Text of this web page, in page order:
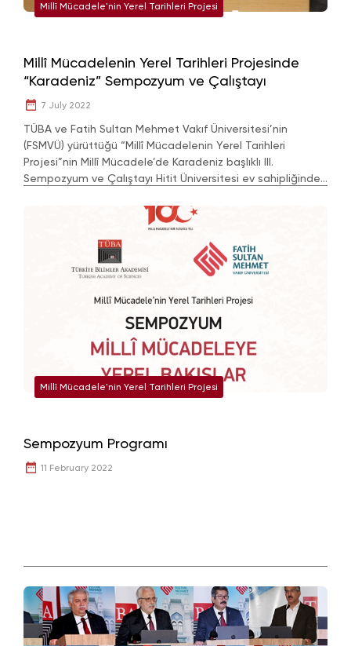
Millî Mücadele'nin Yerel Tarihleri Projesi
Millî Mücadelenin Yerel Tarihleri Projesinde
“Karadeniz” Sempozyum ve Çalıştayı
7 July 2022
TÜBA ve Fatih Sultan Mehmet Vakıf Üniversitesi’nin
(FSMVÜ) yürüttüğü “Millî Mücadelenin Yerel Tarihleri
Projesi”nin Millî Mücadele’de Karadeniz başlıklı III.
Sempozyum ve Çalıştayı Hitit Üniversitesi ev sahipliğinde
Millî Mücadele'nin Yerel Tarihleri Projesi
Sempozyum Programı
11 February 2022